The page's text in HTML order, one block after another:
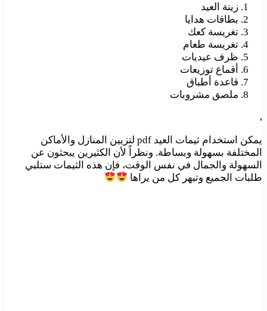
زينة العيد
بطاقات هدايا
تغريسة كعك
تغريسة طعام
ظرف عيديات
أقماع توزيعات
قاعدة أطباق
ملصق مشروبات
،
يمكن استخدام ثيمات العيد pdf لتزيين المنازل والأماكن
المختلفة بسهولة وبساطة. ونظراً لأن الكثيرين يبحثون عن
السهولة والجمال في نفس الوقت، فإن هذه الثيمات ستلبي
طلبات الجميع وتبهر كل من يراها